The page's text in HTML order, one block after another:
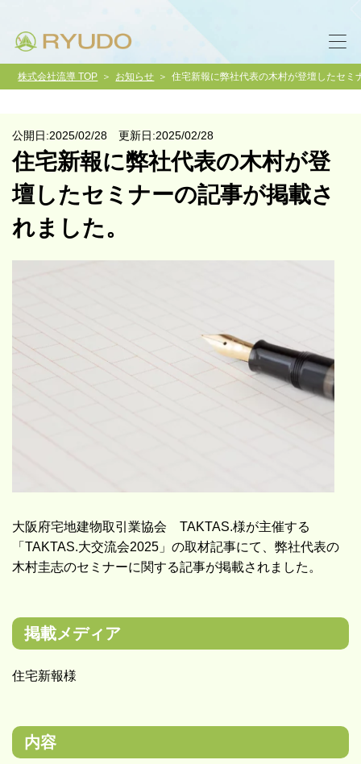
株式会社流導 TOP お知らせ 住宅新報に弊社代表の木村が登壇したセミ
公開日:2025/02/28 更新日:2025/02/28
住宅新報に弊社代表の木村が登
壇したセミナーの記事が掲載さ
れました。
大阪府宅地建物取引業協会 TAKTAS.様が主催する
「TAKTAS.大交流会2025」の取材記事にて、弊社代表の
木村圭志のセミナーに関する記事が掲載されました。
掲載メディア
住宅新報様
内容